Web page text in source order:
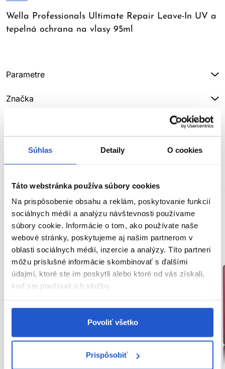
Súhlas Detaily O cookies
Táto webstránka používa súbory cookies
Na prispôsobenie obsahu a reklám, poskytovanie funkcií
sociálnych médií a analýzu návštevnosti používame
súbory cookie. Informácie o tom, ako používate naše
webové stránky, poskytujeme aj našim partnerom v
oblasti sociálnych médií, inzercie a analýzy. Títo partneri
môžu príslušné informácie skombinovať s ďalšími
údajmi, ktoré ste im poskytli alebo ktoré od vás získali,
keď ste používali ich služby.
Povoliť všetko
Prispôsobiť
Wella Professionals Ultimate Repair Leave-In UV a
tepelná ochrana na vlasy 95ml
Parametre
Značka
SÚVISIACE PRODUKTY